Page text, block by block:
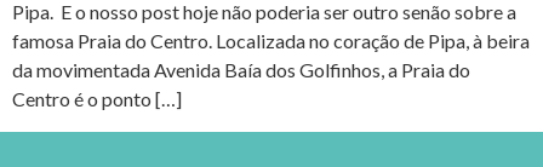
Pipa. E o nosso post hoje não poderia ser outro senão sobre a
famosa Praia do Centro. Localizada no coração de Pipa, à beira
da movimentada Avenida Baía dos Golfinhos, a Praia do
Centro é o ponto […]